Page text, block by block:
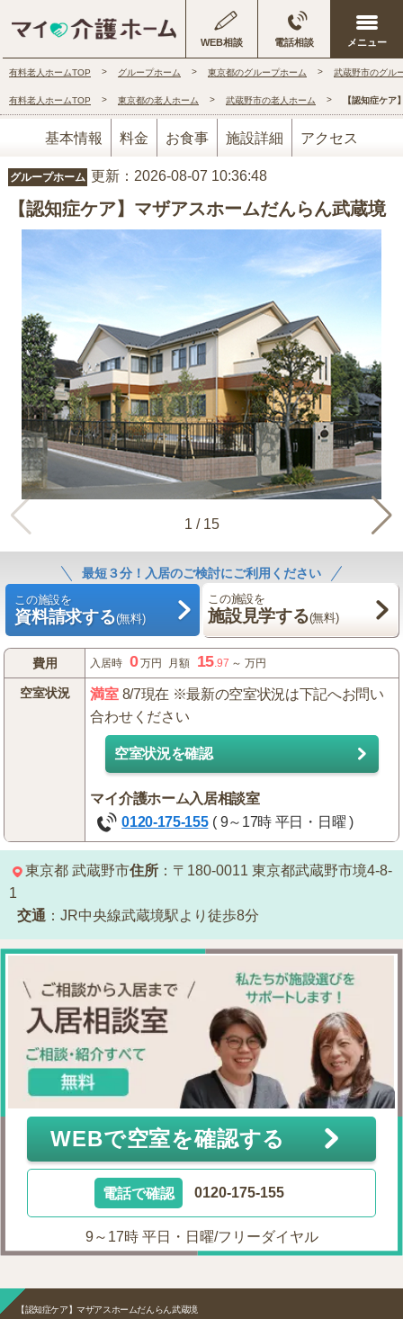
WEB相談 電話相談
有料老人ホームTOP グループホーム 東京都のグループホーム 武蔵野市のグル
有料老人ホームTOP 東京都の老人ホーム 武蔵野市の老人ホーム 【認知症ケア
基本情報 料金 お食事 施設詳細 アクセス
グループホーム 更新：2026-08-07 10:36:48
【認知症ケア】マザアスホームだんらん武蔵境
1 / 15
最短３分！入居のご検討にご利用ください
この施設を
資料請求する(無料)
この施設を
施設見学する(無料)
費用 入居時 0万円 月額 15.97 ～ 万円
空室状況 満室8/7現在 ※最新の空室状況は下記へお問い
合わせください
空室状況を確認
マイ介護ホーム入居相談室
0120-175-155 ( 9～17時 平日・日曜 )
東京都 武蔵野市住所 ：〒180-0011 東京都武蔵野市境4-8-
1
交通 ：JR中央線武蔵境駅より徒歩8分
WEBで空室を確認する
電話で確認 0120-175-155
9～17時 平日・日曜/フリーダイヤル
【認知症ケア】マザアスホームだんらん武蔵境